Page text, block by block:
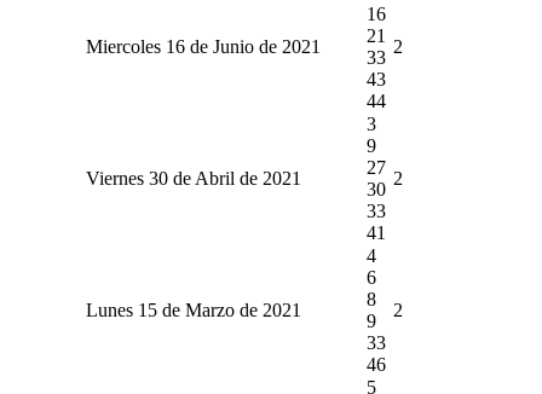
Miercoles 16 de Junio de 2021
16
21
33
43
44
2
Viernes 30 de Abril de 2021
3
9
27
30
33
41
2
Lunes 15 de Marzo de 2021
4
6
8
9
33
46
2
5